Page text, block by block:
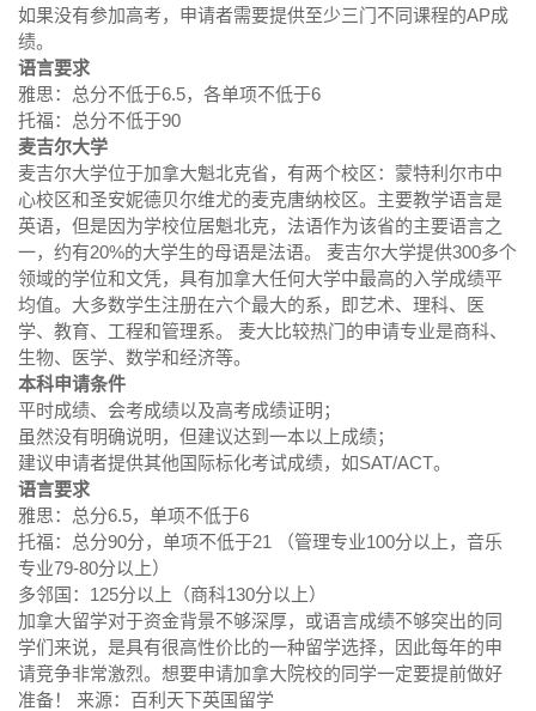
如果没有参加高考，申请者需要提供至少三门不同课程的AP成
绩。
语言要求
雅思：总分不低于6.5，各单项不低于6
托福：总分不低于90
麦吉尔大学
麦吉尔大学位于加拿大魁北克省，有两个校区：蒙特利尔市中
心校区和圣安妮德贝尔维尤的麦克唐纳校区。主要教学语言是
英语，但是因为学校位居魁北克，法语作为该省的主要语言之
一，约有20%的大学生的母语是法语。 麦吉尔大学提供300多个
领域的学位和文凭，具有加拿大任何大学中最高的入学成绩平
均值。大多数学生注册在六个最大的系，即艺术、理科、医
学、教育、工程和管理系。 麦大比较热门的申请专业是商科、
生物、医学、数学和经济等。
本科申请条件
平时成绩、会考成绩以及高考成绩证明；
虽然没有明确说明，但建议达到一本以上成绩；
建议申请者提供其他国际标化考试成绩，如SAT/ACT。
语言要求
雅思：总分6.5，单项不低于6
托福：总分90分，单项不低于21 （管理专业100分以上，音乐
专业79-80分以上）
多邻国：125分以上（商科130分以上）
加拿大留学对于资金背景不够深厚，或语言成绩不够突出的同
学们来说，是具有很高性价比的一种留学选择，因此每年的申
请竞争非常激烈。想要申请加拿大院校的同学一定要提前做好
准备！ 来源：百利天下英国留学